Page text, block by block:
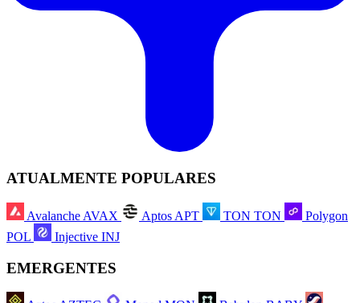
ATUALMENTE POPULARES
Avalanche AVAX Aptos APT TON TON
Polygon
POL
Injective INJ
EMERGENTES